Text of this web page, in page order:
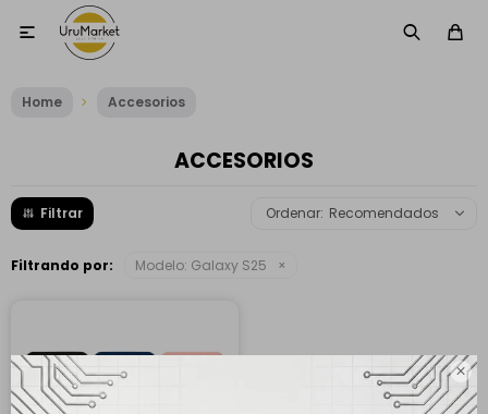


Home Accesorios
ACCESORIOS
Recomendados
Filtrando por: Modelo: Galaxy S25